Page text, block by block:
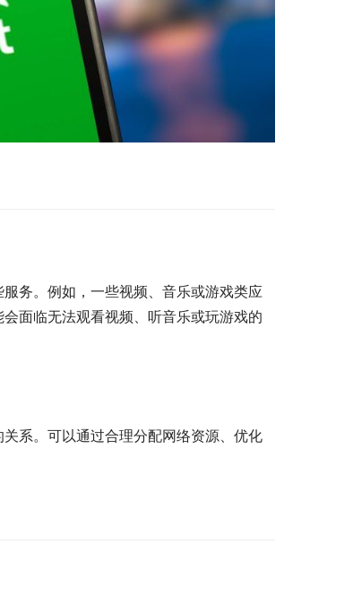
务。例如，一些视频、音乐或游戏类应
面临无法观看视频、听音乐或玩游戏的
系。可以通过合理分配网络资源、优化